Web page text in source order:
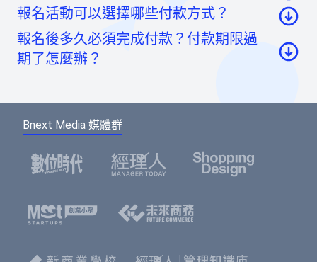
至活動頁面點選「我要報名」按鈕後，至票券資
訊頁點選「請先登入」按鈕。
入。（若您尚未成為BNEXTMEDIA會員，請點選
下方的註冊按鈕，即可註冊會員帳號。）
選擇您欲報名的票種及張數後，點選「確認」按
鈕。
名表單中，加速您的報名流程。
報名活動可以選擇哪些付款方式？
信用卡：頁面將轉至綠界科技頁面線上刷卡
款成功。
報名後多久必須完成付款？付款期限過
期了怎麼辦？
費用，系統無法為您保留席次，要參加活動請重新
Bnext Media 媒體群